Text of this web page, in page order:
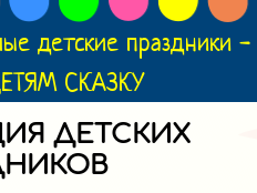
детские праздники -
СКАЗКУ
ДЕТСКИХ